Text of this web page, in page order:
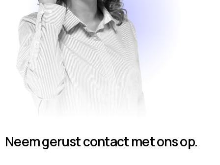
Neem gerust contact met ons op.